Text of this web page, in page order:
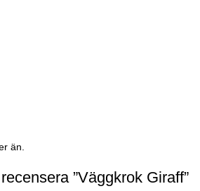
än.
”Väggkrok Giraff”